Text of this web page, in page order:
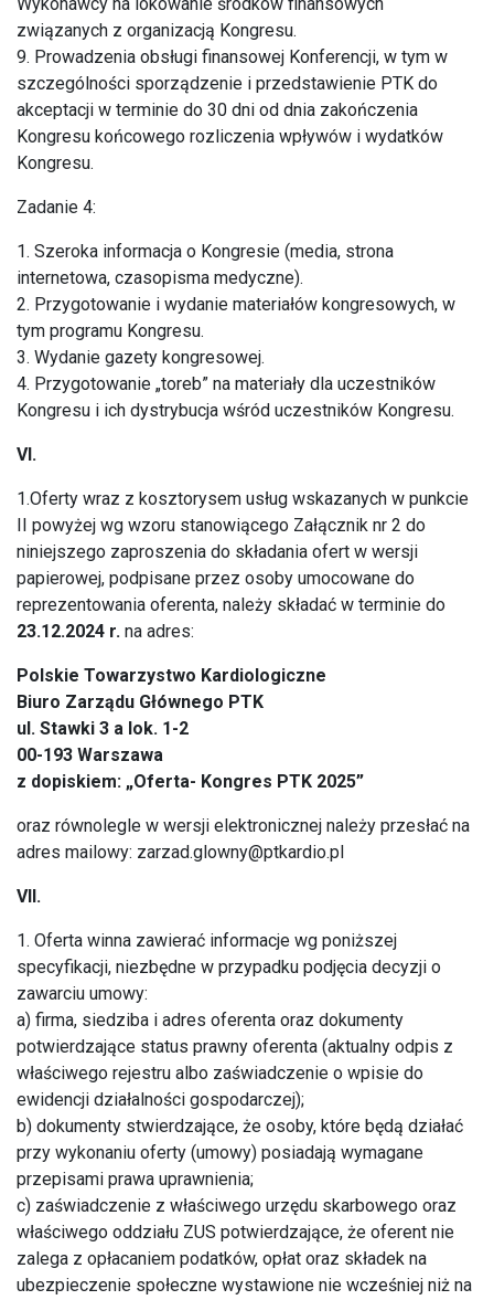
związanych z organizacją Kongresu.
9. Prowadzenia obsługi finansowej Konferencji, w tym w
szczególności sporządzenie i przedstawienie PTK do
akceptacji w terminie do 30 dni od dnia zakończenia
Kongresu końcowego rozliczenia wpływów i wydatków
Kongresu.
Zadanie 4:
1. Szeroka informacja o Kongresie (media, strona
internetowa, czasopisma medyczne).
2. Przygotowanie i wydanie materiałów kongresowych, w
tym programu Kongresu.
3. Wydanie gazety kongresowej.
4. Przygotowanie „toreb” na materiały dla uczestników
Kongresu i ich dystrybucja wśród uczestników Kongresu.
VI.
1.Oferty wraz z kosztorysem usług wskazanych w punkcie
II powyżej wg wzoru stanowiącego Załącznik nr 2 do
niniejszego zaproszenia do składania ofert w wersji
papierowej, podpisane przez osoby umocowane do
reprezentowania oferenta, należy składać w terminie do
23.12.2024 r. na adres:
Polskie Towarzystwo Kardiologiczne
Biuro Zarządu Głównego PTK
ul. Stawki 3 a lok. 1-2
00-193 Warszawa
z dopiskiem: „Oferta- Kongres PTK 2025”
oraz równolegle w wersji elektronicznej należy przesłać na
adres mailowy: zarzad.glowny@ptkardio.pl
VII.
1. Oferta winna zawierać informacje wg poniższej
specyfikacji, niezbędne w przypadku podjęcia decyzji o
zawarciu umowy:
a) firma, siedziba i adres oferenta oraz dokumenty
potwierdzające status prawny oferenta (aktualny odpis z
właściwego rejestru albo zaświadczenie o wpisie do
ewidencji działalności gospodarczej);
b) dokumenty stwierdzające, że osoby, które będą działać
przy wykonaniu oferty (umowy) posiadają wymagane
przepisami prawa uprawnienia;
c) zaświadczenie z właściwego urzędu skarbowego oraz
właściwego oddziału ZUS potwierdzające, że oferent nie
zalega z opłacaniem podatków, opłat oraz składek na
ubezpieczenie społeczne wystawione nie wcześniej niż na